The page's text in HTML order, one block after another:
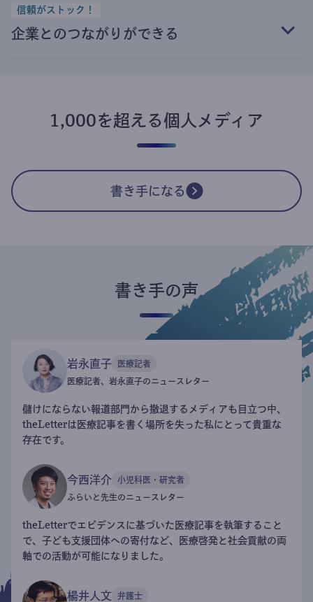
信頼がストック！
企業とのつながりができる
1,000を超える個人メディア
書き手になる
書き手の声
岩永直子 医療記者
医療記者、岩永直子のニュースレター
儲けにならない報道部門から撤退するメディアも目立つ中、
theLetterは医療記事を書く場所を失った私にとって貴重な
存在です。
今西洋介 小児科医・研究者
ふらいと先生のニュースレター
theLetterでエビデンスに基づいた医療記事を執筆すること
で、子ども支援団体への寄付など、医療啓発と社会貢献の両
軸での活動が可能になりました。
楊井人文 弁護士